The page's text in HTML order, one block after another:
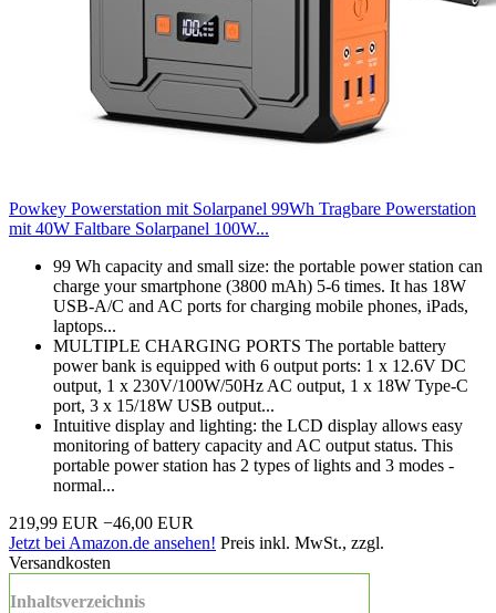
Powkey Powerstation mit Solarpanel 99Wh Tragbare Powerstation
mit 40W Faltbare Solarpanel 100W...
99 Wh capacity and small size: the portable power station can
charge your smartphone (3800 mAh) 5-6 times. It has 18W
USB-A/C and AC ports for charging mobile phones, iPads,
laptops...
MULTIPLE CHARGING PORTS The portable battery
power bank is equipped with 6 output ports: 1 x 12.6V DC
output, 1 x 230V/100W/50Hz AC output, 1 x 18W Type-C
port, 3 x 15/18W USB output...
Intuitive display and lighting: the LCD display allows easy
monitoring of battery capacity and AC output status. This
portable power station has 2 types of lights and 3 modes -
normal...
219,99 EUR −46,00 EUR
Jetzt bei Amazon.de ansehen! Preis inkl. MwSt., zzgl.
Versandkosten
Inhaltsverzeichnis